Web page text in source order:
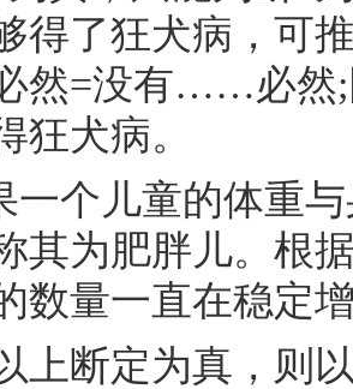
得了狂犬病，可
然=没有……必然;
狂犬病。
儿童的体重与
其为肥胖儿。根
数量一直在稳定
断定为真，则以